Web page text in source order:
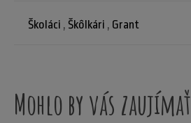
Školáci , Škôlkári , Grant
Mohlo by vás zaujímať